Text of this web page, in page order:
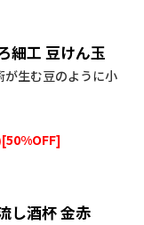
細工 豆けん玉
が生む豆のように小
[50%OFF]
し酒杯 金赤